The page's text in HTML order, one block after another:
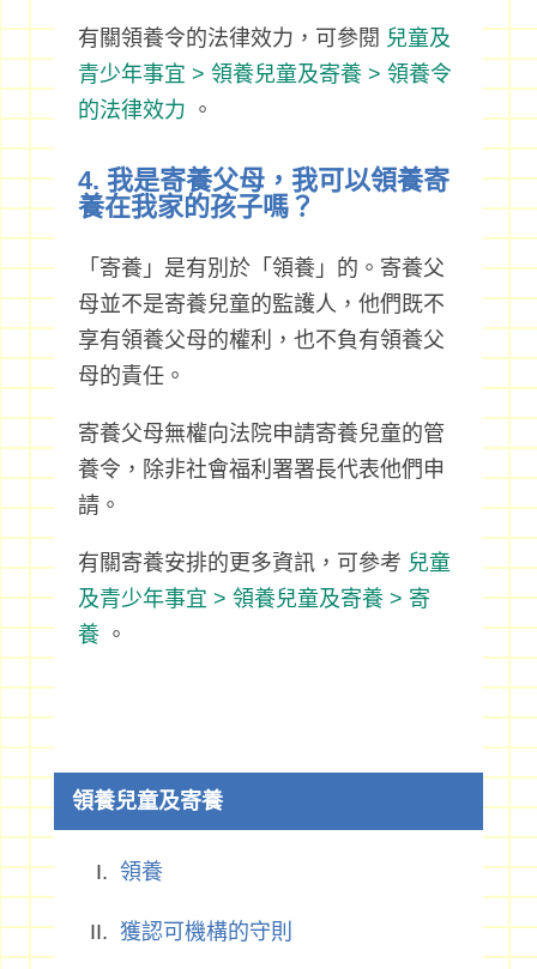
有關領養令的法律效力，可參閱 兒童及
青少年事宜 > 領養兒童及寄養 > 領養令
的法律效力 。
4. 我是寄養父母，我可以領養寄
養在我家的孩子嗎？
「寄養」是有別於「領養」的。寄養父
母並不是寄養兒童的監護人，他們既不
享有領養父母的權利，也不負有領養父
母的責任。
寄養父母無權向法院申請寄養兒童的管
養令，除非社會福利署署長代表他們申
請。
有關寄養安排的更多資訊，可參考 兒童
及青少年事宜 > 領養兒童及寄養 > 寄
養。
領養兒童及寄養
領養
獲認可機構的守則